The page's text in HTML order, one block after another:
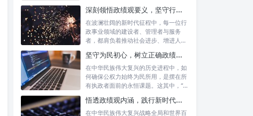
深刻领悟政绩观要义，坚守行政事业初心：新时代公仆的责任与担当
在波澜壮阔的新时代征程中，每一位行
政事业领域的建设者、管理者与服务
者，都肩负着推动社会进步、增进人民
坚守为民初心，树立正确政绩观念：以人民为中心的治理之道
在中华民族伟大复兴的历史进程中，如
何确保公权力始终为民所用，是摆在所
有执政者面前的永恒课题。这其中，“坚
悟透政绩观内涵，践行新时代使命：书写高质量发展的时代答卷
在中华民族伟大复兴战略全局和世界百